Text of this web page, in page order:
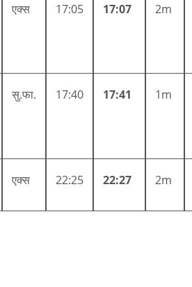
एक्स 17:05 17:07 2m
सु.फा. 17:40 17:41 1m
एक्स 22:25 22:27 2m